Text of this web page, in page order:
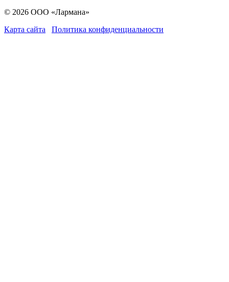
© 2026 ООО «Лармана»
Карта сайта
Политика конфиденциальности